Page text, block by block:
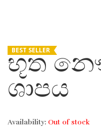
BEST SELLER
භූත
ශාපය
Availability: Out of stock